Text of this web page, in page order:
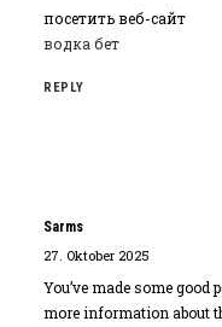
посетить веб-сайт
водка бет
REPLY
Sarms
27. Oktober 2025
You’ve made some good
more information about